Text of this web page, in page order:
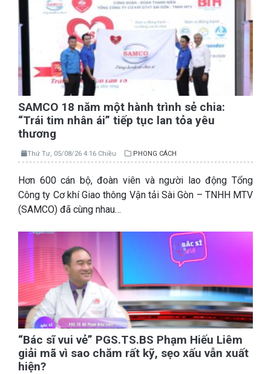
SAMCO 18 năm một hành trình sẻ chia:
“Trái tim nhân ái” tiếp tục lan tỏa yêu
thương
Thứ Tư, 05/08/26 4:16 Chiều PHONG CÁCH
Hơn 600 cán bộ, đoàn viên và người lao động Tổng
Công ty Cơ khí Giao thông Vận tải Sài Gòn – TNHH MTV
(SAMCO) đã cùng nhau…
“Bác sĩ vui vẻ” PGS.TS.BS Phạm Hiếu Liêm
giải mã vì sao chăm rất kỹ, sẹo xấu vẫn xuất
hiện?